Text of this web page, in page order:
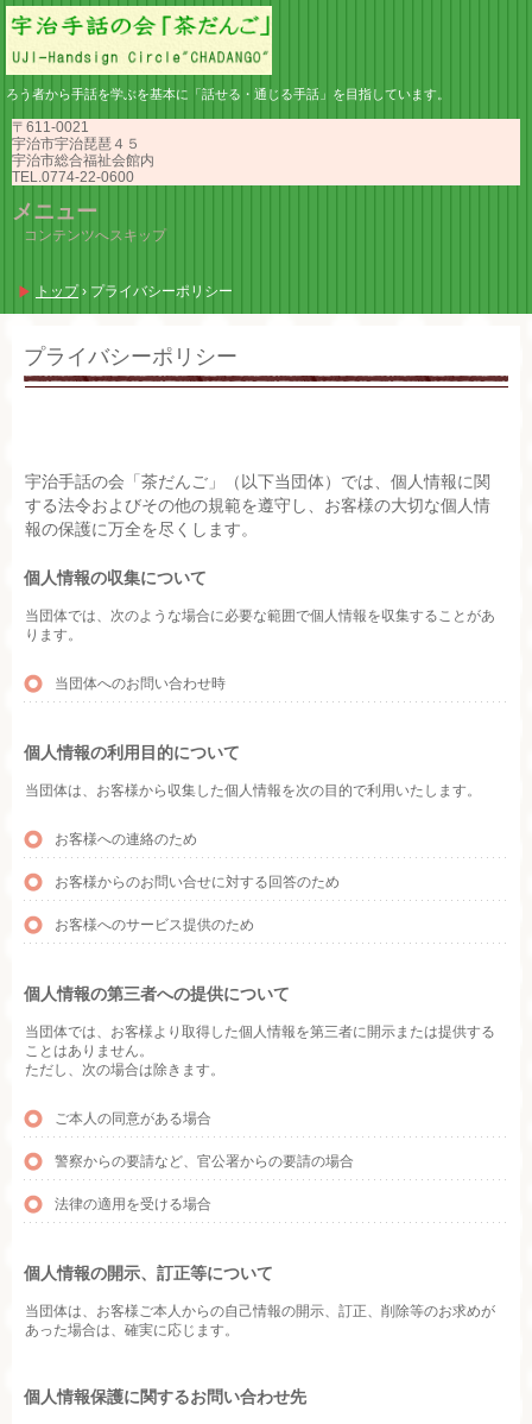
ろう者から手話を学ぶを基本に「話せる・通じる手話」を目指しています。
〒611-0021
宇治市宇治琵琶４５
宇治市総合福祉会館内
TEL.0774-22-0600
メニュー
コンテンツへスキップ
トップ › プライバシーポリシー
プライバシーポリシー
宇治手話の会「茶だんご」（以下当団体）では、個人情報に関
する法令およびその他の規範を遵守し、お客様の大切な個人情
報の保護に万全を尽くします。
個人情報の収集について
当団体では、次のような場合に必要な範囲で個人情報を収集することがあ
ります。
当団体へのお問い合わせ時
個人情報の利用目的について
当団体は、お客様から収集した個人情報を次の目的で利用いたします。
お客様への連絡のため
お客様からのお問い合せに対する回答のため
お客様へのサービス提供のため
個人情報の第三者への提供について
当団体では、お客様より取得した個人情報を第三者に開示または提供する
ことはありません。
ただし、次の場合は除きます。
ご本人の同意がある場合
警察からの要請など、官公署からの要請の場合
法律の適用を受ける場合
個人情報の開示、訂正等について
当団体は、お客様ご本人からの自己情報の開示、訂正、削除等のお求めが
あった場合は、確実に応じます。
個人情報保護に関するお問い合わせ先